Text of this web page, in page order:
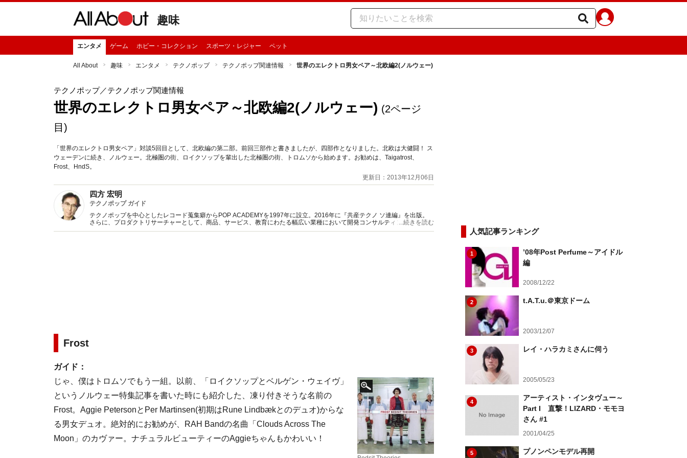
趣味
エンタメ ゲーム ホビー・コレクション スポーツ・レジャー ペット
All About 趣味 エンタメ テクノポップ テクノポップ関連情報 世界のエレクトロ男女ペア～北欧編2(ノルウェー)
テクノポップ／テクノポップ関連情報
世界のエレクトロ男女ペア～北欧編2(ノルウェー) (2ページ
目)
「世界のエレクトロ男女ペア」対談5回目として、北欧編の第二部。前回三部作と書きましたが、四部作となりました。北欧は大健闘！ ス
ウェーデンに続き、ノルウェー。北極圏の街、ロイクソップを輩出した北極圏の街、トロムソから始めます。お勧めは、Taigatrost、
Frost、HndS。
更新日：2013年12月06日
四方 宏明
テクノポップ ガイド
テクノポップを中心としたレコード蒐集癖からPOP ACADEMYを1997年に設立。2016年に『共産テクノ ソ連編』を出版。
さらに、プロダクトリサーチャーとして、商品、サービス、教育にわたる幅広い業種において開発コンサルティングに従事。
Twitter（hiroaki4kata）も随時更新。
...続きを読む
Frost
ガイド：
じゃ、僕はトロムソでもう一組。以前、「ロイクソップとベルゲン・ウェイヴ」
というノルウェー特集記事を書いた時にも紹介した、凍り付きそうな名前の
Frost。Aggie PetersonとPer Martinsen(初期はRune Lindbækとのデュオ)からな
る男女デュオ。絶対的にお勧めが、RAH Bandの名曲「Clouds Across The
Moon」のカヴァー。ナチュラルビューティーのAggieちゃんもかわいい！
人気記事ランキング
1
’08年Post Perfume～アイドル
編
2008/12/22
2 t.A.T.u.＠東京ドーム
2003/12/07
3 レイ・ハラカミさんに伺う
2005/05/23
4
アーティスト・インタヴュー～
Part I 直撃！LIZARD・モモヨ
さん #1
2001/04/25
5 プノンペンモデル再開